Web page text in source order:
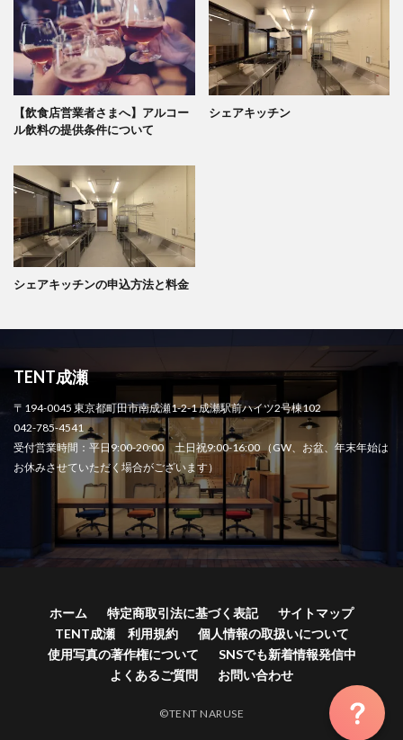
【飲食店営業者さまへ】アルコー
ル飲料の提供条件について
シェアキッチン
シェアキッチンの申込方法と料金
TENT成瀬
〒194-0045 東京都町田市南成瀬1-2-1 成瀬駅前ハイツ2号棟102
042-785-4541
受付営業時間：平日9:00-20:00 土日祝9:00-16:00 （GW、お盆、年末年始は
お休みさせていただく場合がございます）
ホーム 特定商取引法に基づく表記
サイトマップ
TENT成瀬 利用規約
個人情報の取扱いについて
使用写真の著作権について
SNSでも新着情報発信中
よくあるご質問
お問い合わせ
©TENT NARUSE